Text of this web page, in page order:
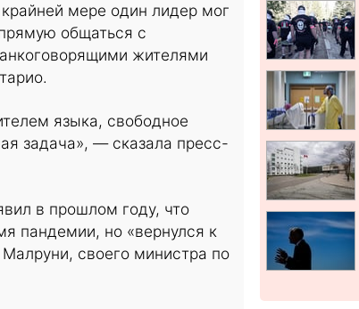
мере один лидер мог
общаться с
жителями
языка, свободное
задача», — сказала пресс-
в прошлом году, что
пандемии, но «вернулся к
своего министра по